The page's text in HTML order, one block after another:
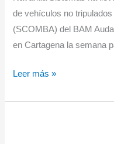
de vehículos no
(SCOMBA) del BAM
en Cartagena la semana
NAVANTIA:
integración
Leer más »